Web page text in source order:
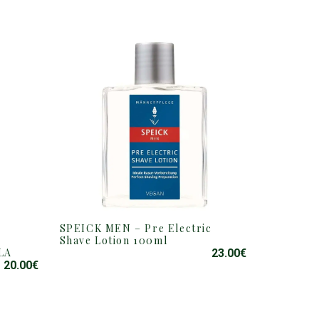
20.00€
SPEICK MEN – Pre Electric
Shave Lotion 100ml
23.00€